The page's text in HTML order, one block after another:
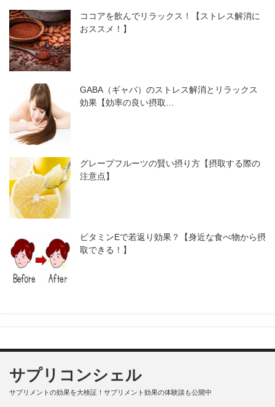
ココアを飲んでリラックス！【ストレス解消に
おススメ！】
GABA（ギャバ）のストレス解消とリラックス
効果【効率の良い摂取…
グレープフルーツの賢い摂り方【摂取する際の
注意点】
ビタミンEで若返り効果？【身近な食べ物から摂
取できる！】
サプリコンシェル
サプリメントの効果を大検証！サプリメント効果の体験談も公開中